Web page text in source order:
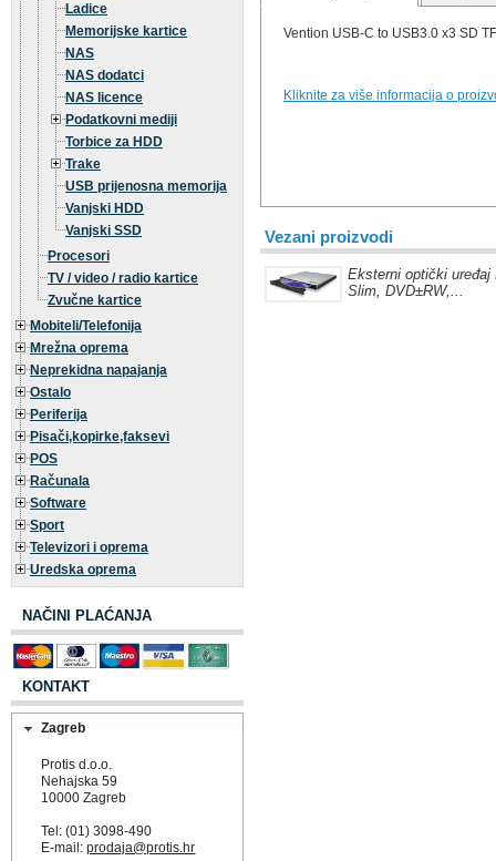
Ladice
Memorijske kartice
NAS
NAS dodatci
NAS licence
Podatkovni mediji
Torbice za HDD
Trake
USB prijenosna memorija
Vanjski HDD
Vanjski SSD
Procesori
TV / video / radio kartice
Zvučne kartice
Mobiteli/Telefonija
Mrežna oprema
Neprekidna napajanja
Ostalo
Periferija
Pisači,kopirke,faksevi
POS
Računala
Software
Sport
Televizori i oprema
Uredska oprema
NAČINI PLAĆANJA
KONTAKT
Zagreb
Protis d.o.o.
Nehajska 59
10000 Zagreb
Tel: (01) 3098-490
E-mail:prodaja@protis.hr
Vention USB-C to USB3.0 x3 SD
Kliknite za više informacija o
Vezani proizvodi
Eksterni optički uređaj
Slim, DVD±RW,...